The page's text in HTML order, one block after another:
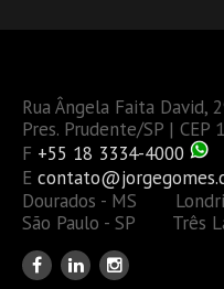
Rua Ângela Faita David,
Pres. Prudente/SP | CEP
F +55 18 3334-4000
E
Dourados - MS
São Paulo - SP Três